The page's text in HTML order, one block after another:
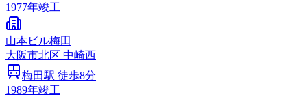
1977年竣工
山本ビル梅田
大阪市北区 中崎西
梅田駅 徒歩8分
1989年竣工